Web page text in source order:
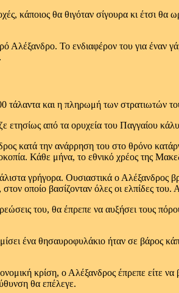
κάποιος θα θιγόταν σίγουρα κι έτσι
Αλέξανδρο. Το ενδιαφέρον του για
και η πληρωμή των στρατιωτών του
ετησίως από τα ορυχεία του Παγγαίου
κατά την ανάρρηση του στο θρόνο
Κάθε μήνα, το εθνικό χρέος της
γρήγορα. Ουσιαστικά ο Αλέξανδρος
οποίο βασίζονταν όλες οι ελπίδες του.
του, θα έπρεπε να αυξήσει τους
ένα θησαυροφυλάκιο ήταν σε βάρος
κρίση, ο Αλέξανδρος έπρεπε είτε να
θα επέλεγε.